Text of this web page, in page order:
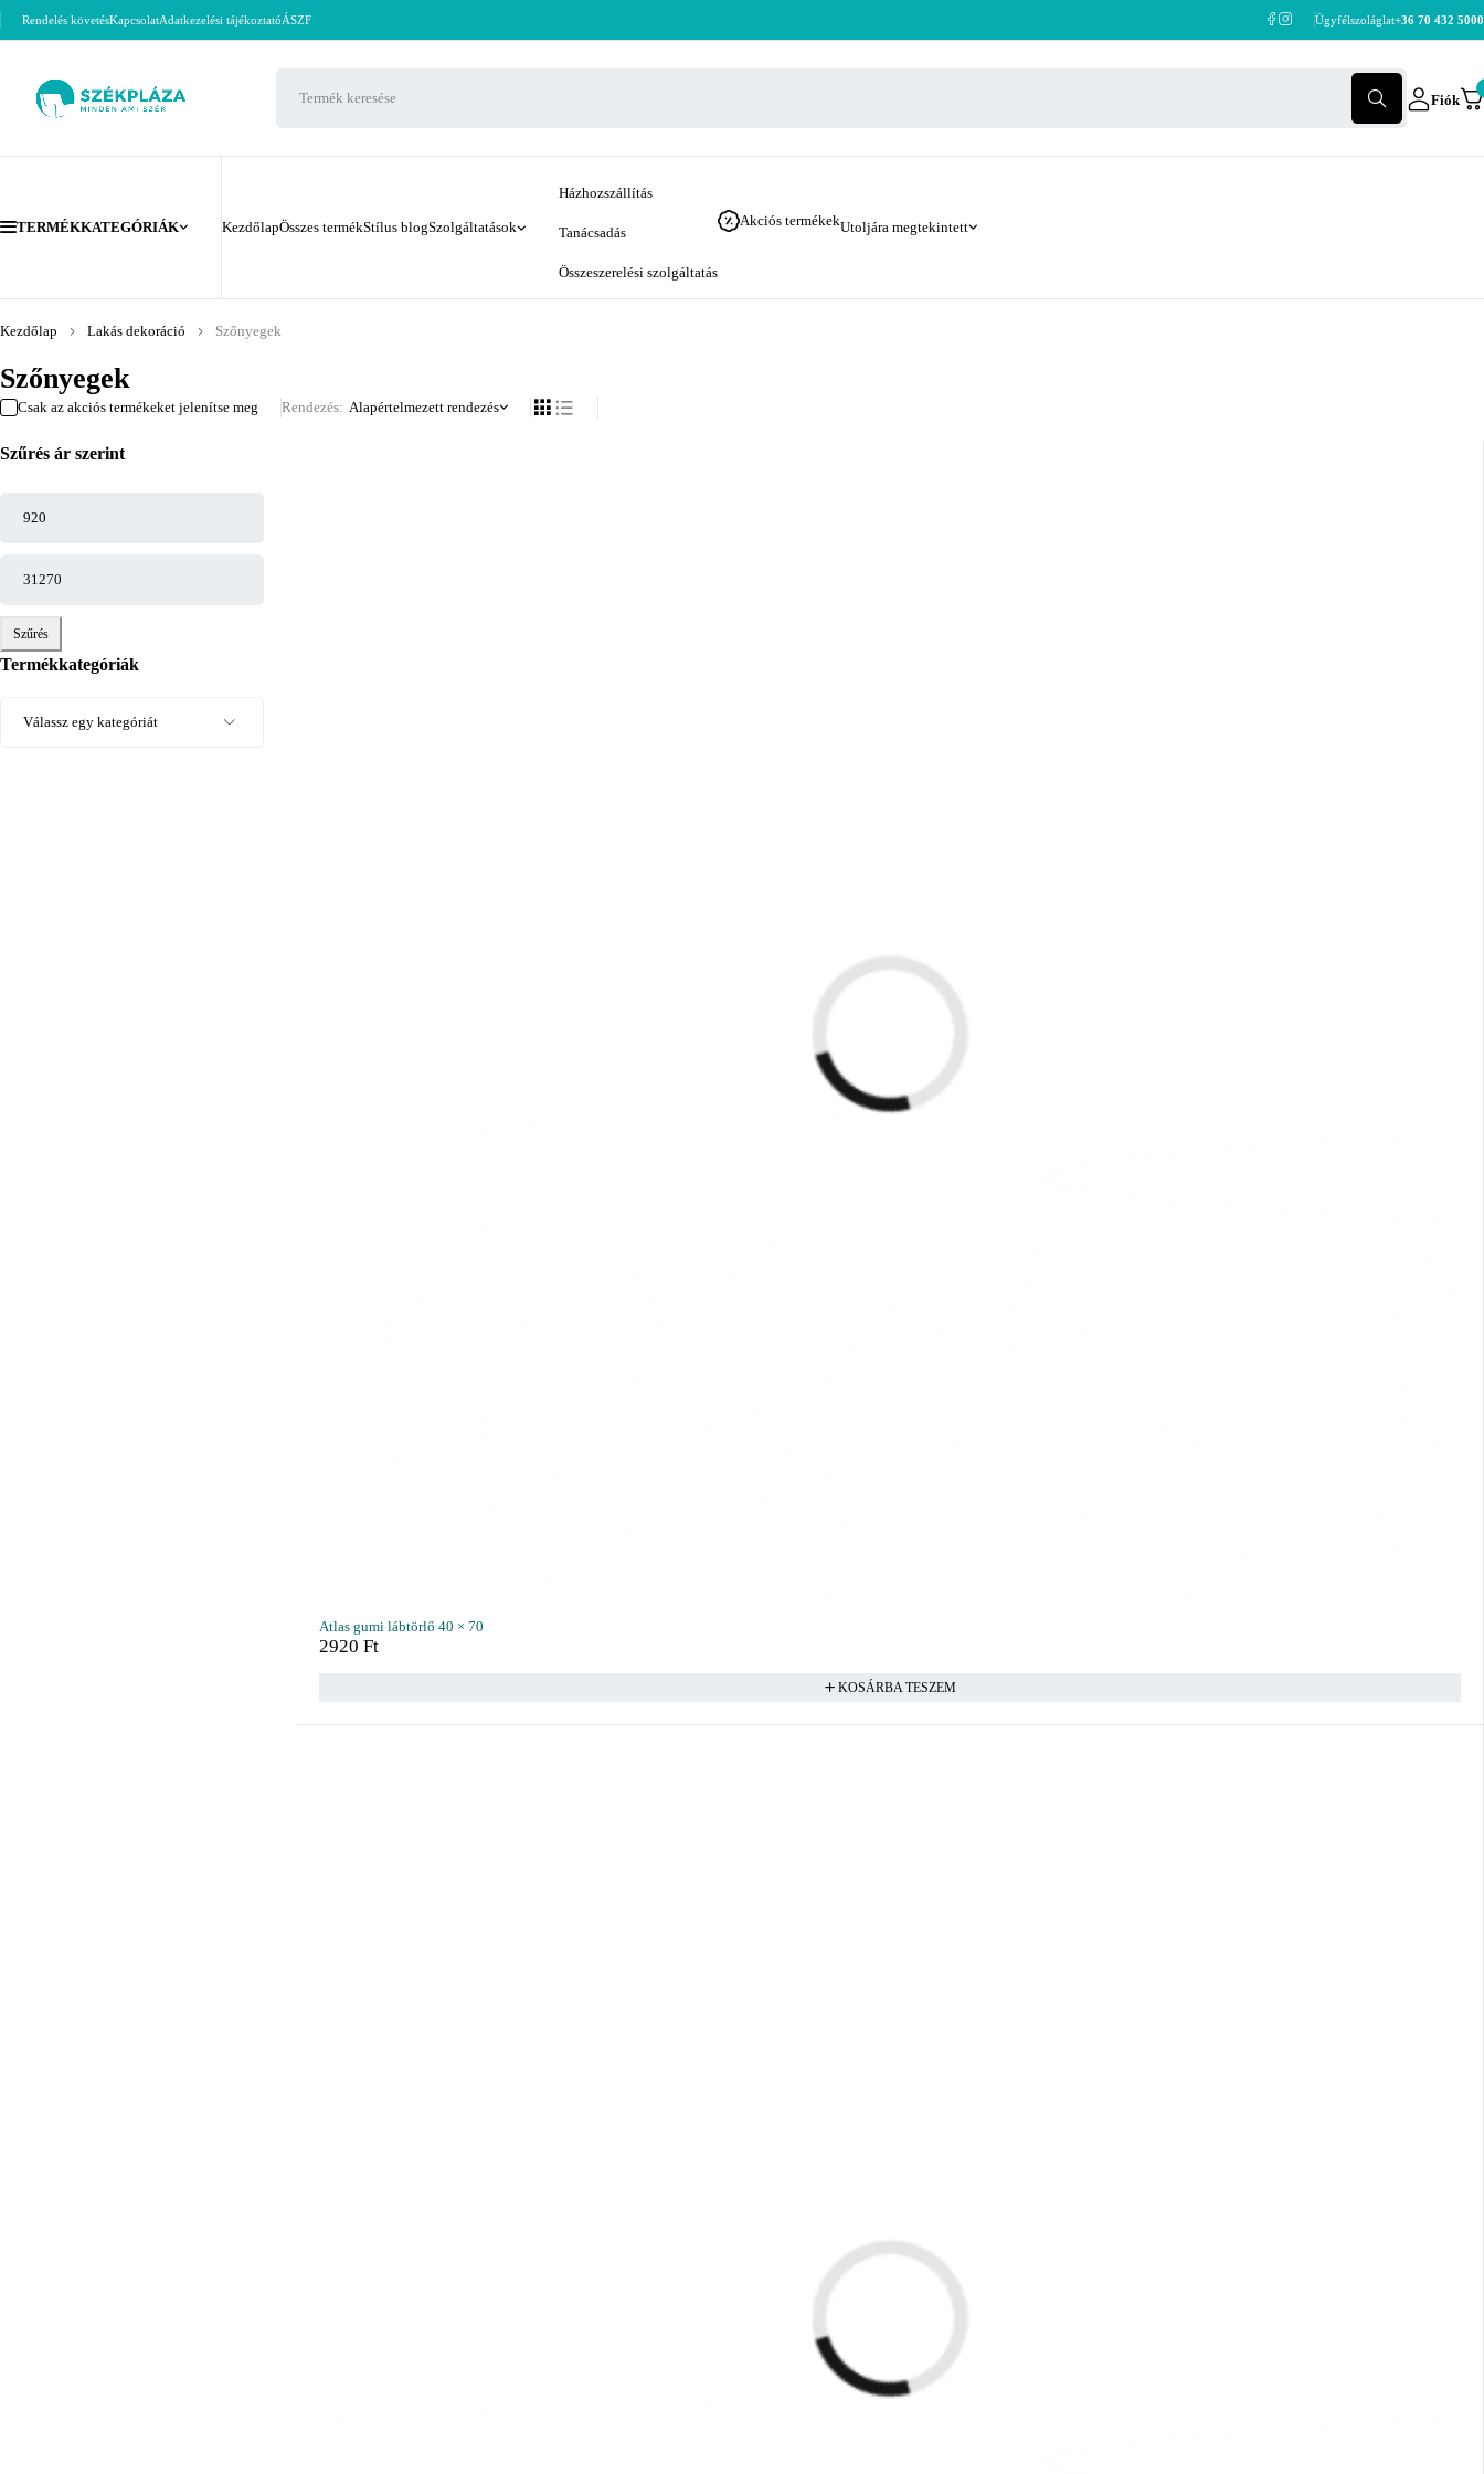
Rendelés követésKapcsolatAdatkezelési tájékoztatóÁSZF Ügyfélszoláglat+36 70 432 5000
Fiók
TERMÉKKATEGÓRIÁK KezdőlapÖsszes termékStílus blogSzolgáltatások
Házhozszállítás
Tanácsadás
Összeszerelési szolgáltatás
Akciós termékekUtoljára megtekintett
Szőnyegek
Kezdőlap Lakás dekoráció Szőnyegek
Szűrés ár szerint
Szűrés
Termékkategóriák
Csak az akciós termékeket jelenítse meg Rendezés Alapértelmezett rendezés
Atlas gumi lábtörlő 40 × 70
2920 Ft
KOSÁRBA TESZEM